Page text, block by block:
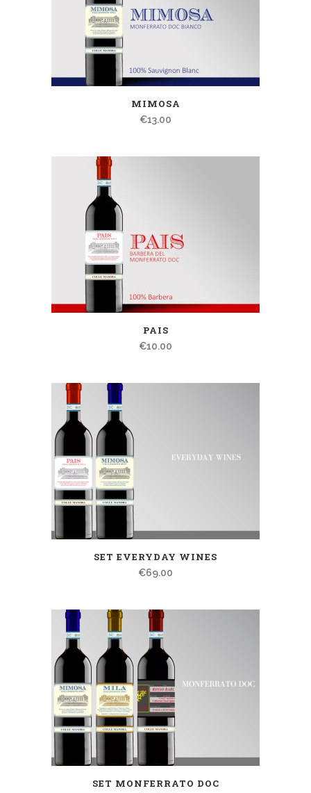
MIMOSA
€13.00
PAIS
€10.00
SET EVERYDAY WINES
€69.00
SET MONFERRATO DOC